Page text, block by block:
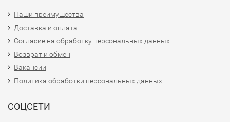
Наши преимущества
Доставка и оплата
Согласие на обработку персональных данных
Возврат и обмен
Вакансии
Политика обработки персональных данных
СОЦСЕТИ